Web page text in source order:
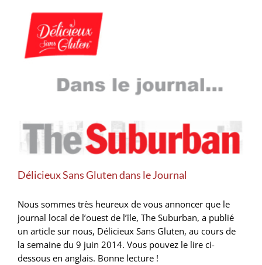
Délicieux Sans Gluten dans le Journal
Nous sommes très heureux de vous annoncer que le
journal local de l’ouest de l’île, The Suburban, a publié
un article sur nous, Délicieux Sans Gluten, au cours de
la semaine du 9 juin 2014. Vous pouvez le lire ci-
dessous en anglais. Bonne lecture !